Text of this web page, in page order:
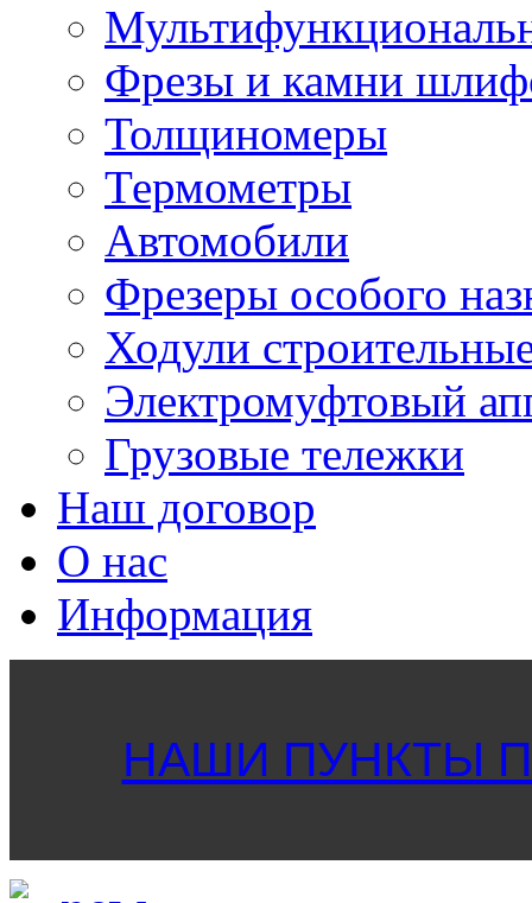
Фрезы и камни
Толщиномеры
Термометры
Автомобили
Фрезеры особого
Ходули
Электромуфтовый
Грузовые тележки
Наш договор
О нас
Информация
НАШИ ПУНКТЫ